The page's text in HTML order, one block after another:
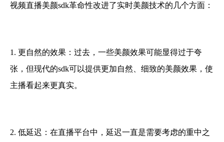
视频直播美颜sdk革命性改进了实时美颜技术的几个方面：
1. 更自然的效果：过去，一些美颜效果可能显得过于夸
张，但现代的sdk可以提供更加自然、细致的美颜效果，使
主播看起来更真实。
2. 低延迟： 在直播平台中，延迟一直是需要考虑的重中之